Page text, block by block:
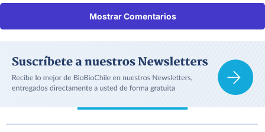
Mostrar Comentarios